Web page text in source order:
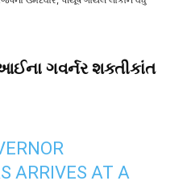
ગવર્નર શક્તીકાંત
ARRIVES AT A